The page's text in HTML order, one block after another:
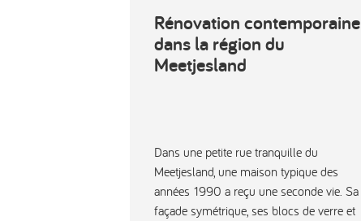
Rénovation contemporaine
dans la région du
Meetjesland
Dans une petite rue tranquille du
Meetjesland, une maison typique des
années 1990 a reçu une seconde vie. Sa
façade symétrique, ses blocs de verre et